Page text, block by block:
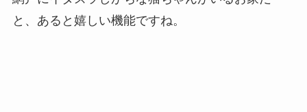
と、あると嬉しい機能ですね。